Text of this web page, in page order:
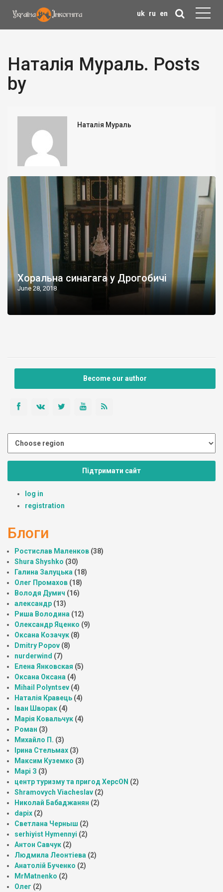
uk ru en
Наталія Мураль. Posts
by
Наталія Мураль
Хоральна синагага у Дрогобичі
June 28, 2018
Become our author
Підтримати сайт
log in
registration
Блоги
Ростислав Маленков (38)
Shura Shyshko (30)
Галина Залуцька (18)
Олег Промахов (18)
Володя Думич (16)
александр (13)
Риша Володина (12)
Олександр Яценко (9)
Оксана Козачук (8)
Dmitry Popov (8)
nurderwind (7)
Елена Янковская (5)
Оксана Оксана (4)
Mihail Polyntsev (4)
Наталія Кравець (4)
Іван Шворак (4)
Марія Ковальчук (4)
Роман (3)
Михайло П. (3)
Ірина Стельмах (3)
Максим Куземко (3)
Марі З (3)
центр туризму та пригод ХерсON (2)
Shramovych Viacheslav (2)
Николай Бабаджанян (2)
dapix (2)
Светлана Черныш (2)
serhiyist Hymennyi (2)
Антон Савчук (2)
Людмила Леонтіева (2)
Анатолій Бученко (2)
MrMatnenko (2)
Олег (2)